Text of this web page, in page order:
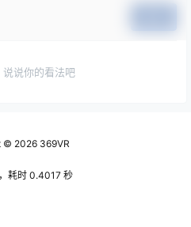
说说你的看法吧
© 2026 369VR
耗时 0.4017 秒